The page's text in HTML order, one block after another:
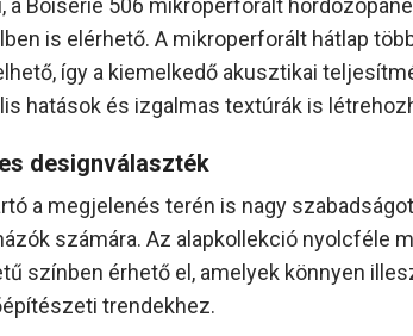
a Boiserie 506 mikroperforált
is elérhető. A mikroperforált hátlap
így a kiemelkedő akusztikai
hatások és izgalmas textúrák is
designválaszték
a megjelenés terén is nagy
számára. Az alapkollekció nyolcféle
színben érhető el, amelyek könnyen
trendekhez.